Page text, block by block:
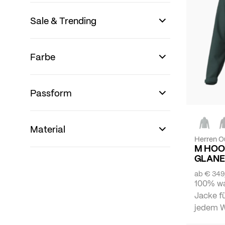
Herren
M
ab€
100%
Jacke
jedem
Sale & Trending
Farbe
Passform
Material